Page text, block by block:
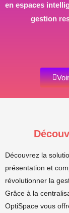
en espaces
gestion
Découvrez la
présentation et
révolutionner la
Grâce à la
OptiSpace vous